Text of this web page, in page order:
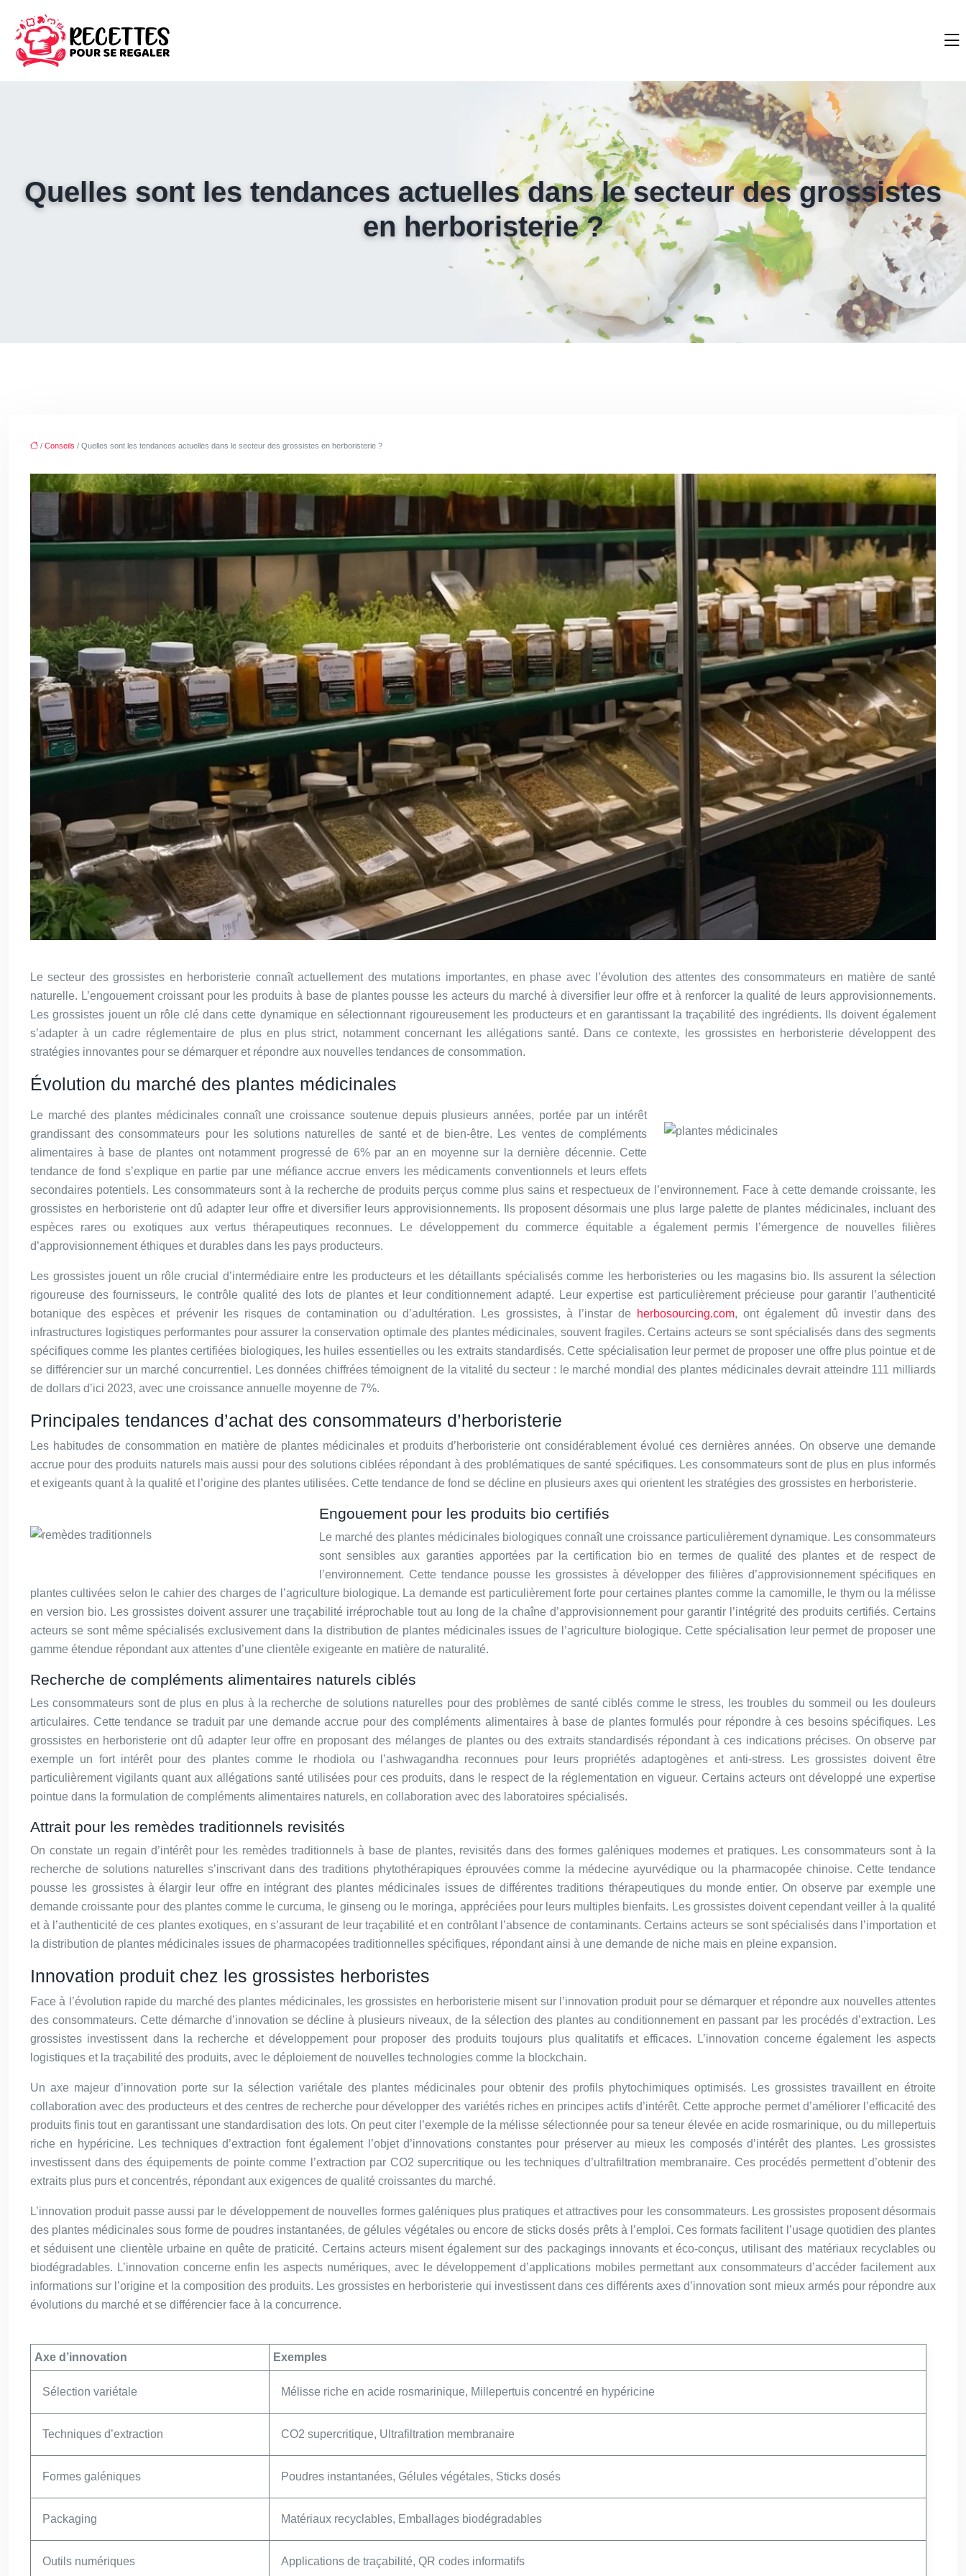
Quelles sont les tendances actuelles dans le secteur des grossistes
en herboristerie ?
/ Conseils / Quelles sont les tendances actuelles dans le secteur des grossistes en herboristerie ?
Le secteur des grossistes en herboristerie connaît actuellement des mutations importantes, en phase avec l’évolution des attentes des consommateurs en matière de santé
naturelle. L’engouement croissant pour les produits à base de plantes pousse les acteurs du marché à diversifier leur offre et à renforcer la qualité de leurs approvisionnements.
Les grossistes jouent un rôle clé dans cette dynamique en sélectionnant rigoureusement les producteurs et en garantissant la traçabilité des ingrédients. Ils doivent également
s’adapter à un cadre réglementaire de plus en plus strict, notamment concernant les allégations santé. Dans ce contexte, les grossistes en herboristerie développent des
stratégies innovantes pour se démarquer et répondre aux nouvelles tendances de consommation.
Évolution du marché des plantes médicinales
Le marché des plantes médicinales connaît une croissance soutenue depuis plusieurs années, portée par un intérêt
grandissant des consommateurs pour les solutions naturelles de santé et de bien-être. Les ventes de compléments
alimentaires à base de plantes ont notamment progressé de 6% par an en moyenne sur la dernière décennie. Cette
tendance de fond s’explique en partie par une méfiance accrue envers les médicaments conventionnels et leurs effets
secondaires potentiels. Les consommateurs sont à la recherche de produits perçus comme plus sains et respectueux de l’environnement. Face à cette demande croissante, les
grossistes en herboristerie ont dû adapter leur offre et diversifier leurs approvisionnements. Ils proposent désormais une plus large palette de plantes médicinales, incluant des
espèces rares ou exotiques aux vertus thérapeutiques reconnues. Le développement du commerce équitable a également permis l’émergence de nouvelles filières
d’approvisionnement éthiques et durables dans les pays producteurs.
Les grossistes jouent un rôle crucial d’intermédiaire entre les producteurs et les détaillants spécialisés comme les herboristeries ou les magasins bio. Ils assurent la sélection
rigoureuse des fournisseurs, le contrôle qualité des lots de plantes et leur conditionnement adapté. Leur expertise est particulièrement précieuse pour garantir l’authenticité
botanique des espèces et prévenir les risques de contamination ou d’adultération. Les grossistes, à l’instar de
herbosourcing.com, ont également dû investir dans des
infrastructures logistiques performantes pour assurer la conservation optimale des plantes médicinales, souvent fragiles. Certains acteurs se sont spécialisés dans des segments
spécifiques comme les plantes certifiées biologiques, les huiles essentielles ou les extraits standardisés. Cette spécialisation leur permet de proposer une offre plus pointue et de
se différencier sur un marché concurrentiel. Les données chiffrées témoignent de la vitalité du secteur : le marché mondial des plantes médicinales devrait atteindre 111 milliards
de dollars d’ici 2023, avec une croissance annuelle moyenne de 7%.
Principales tendances d’achat des consommateurs d’herboristerie
Les habitudes de consommation en matière de plantes médicinales et produits d’herboristerie ont considérablement évolué ces dernières années. On observe une demande
accrue pour des produits naturels mais aussi pour des solutions ciblées répondant à des problématiques de santé spécifiques. Les consommateurs sont de plus en plus informés
et exigeants quant à la qualité et l’origine des plantes utilisées. Cette tendance de fond se décline en plusieurs axes qui orientent les stratégies des grossistes en herboristerie.
Engouement pour les produits bio certifiés
Le marché des plantes médicinales biologiques connaît une croissance particulièrement dynamique. Les consommateurs
sont sensibles aux garanties apportées par la certification bio en termes de qualité des plantes et de respect de
l’environnement. Cette tendance pousse les grossistes à développer des filières d’approvisionnement spécifiques en
plantes cultivées selon le cahier des charges de l’agriculture biologique. La demande est particulièrement forte pour certaines plantes comme la camomille, le thym ou la mélisse
en version bio. Les grossistes doivent assurer une traçabilité irréprochable tout au long de la chaîne d’approvisionnement pour garantir l’intégrité des produits certifiés. Certains
acteurs se sont même spécialisés exclusivement dans la distribution de plantes médicinales issues de l’agriculture biologique. Cette spécialisation leur permet de proposer une
gamme étendue répondant aux attentes d’une clientèle exigeante en matière de naturalité.
Recherche de compléments alimentaires naturels ciblés
Les consommateurs sont de plus en plus à la recherche de solutions naturelles pour des problèmes de santé ciblés comme le stress, les troubles du sommeil ou les douleurs
articulaires. Cette tendance se traduit par une demande accrue pour des compléments alimentaires à base de plantes formulés pour répondre à ces besoins spécifiques. Les
grossistes en herboristerie ont dû adapter leur offre en proposant des mélanges de plantes ou des extraits standardisés répondant à ces indications précises. On observe par
exemple un fort intérêt pour des plantes comme le rhodiola ou l’ashwagandha reconnues pour leurs propriétés adaptogènes et anti-stress. Les grossistes doivent être
particulièrement vigilants quant aux allégations santé utilisées pour ces produits, dans le respect de la réglementation en vigueur. Certains acteurs ont développé une expertise
pointue dans la formulation de compléments alimentaires naturels, en collaboration avec des laboratoires spécialisés.
Attrait pour les remèdes traditionnels revisités
On constate un regain d’intérêt pour les remèdes traditionnels à base de plantes, revisités dans des formes galéniques modernes et pratiques. Les consommateurs sont à la
recherche de solutions naturelles s’inscrivant dans des traditions phytothérapiques éprouvées comme la médecine ayurvédique ou la pharmacopée chinoise. Cette tendance
pousse les grossistes à élargir leur offre en intégrant des plantes médicinales issues de différentes traditions thérapeutiques du monde entier. On observe par exemple une
demande croissante pour des plantes comme le curcuma, le ginseng ou le moringa, appréciées pour leurs multiples bienfaits. Les grossistes doivent cependant veiller à la qualité
et à l’authenticité de ces plantes exotiques, en s’assurant de leur traçabilité et en contrôlant l’absence de contaminants. Certains acteurs se sont spécialisés dans l’importation et
la distribution de plantes médicinales issues de pharmacopées traditionnelles spécifiques, répondant ainsi à une demande de niche mais en pleine expansion.
Innovation produit chez les grossistes herboristes
Face à l’évolution rapide du marché des plantes médicinales, les grossistes en herboristerie misent sur l’innovation produit pour se démarquer et répondre aux nouvelles attentes
des consommateurs. Cette démarche d’innovation se décline à plusieurs niveaux, de la sélection des plantes au conditionnement en passant par les procédés d’extraction. Les
grossistes investissent dans la recherche et développement pour proposer des produits toujours plus qualitatifs et efficaces. L’innovation concerne également les aspects
logistiques et la traçabilité des produits, avec le déploiement de nouvelles technologies comme la blockchain.
Un axe majeur d’innovation porte sur la sélection variétale des plantes médicinales pour obtenir des profils phytochimiques optimisés. Les grossistes travaillent en étroite
collaboration avec des producteurs et des centres de recherche pour développer des variétés riches en principes actifs d’intérêt. Cette approche permet d’améliorer l’efficacité des
produits finis tout en garantissant une standardisation des lots. On peut citer l’exemple de la mélisse sélectionnée pour sa teneur élevée en acide rosmarinique, ou du millepertuis
riche en hypéricine. Les techniques d’extraction font également l’objet d’innovations constantes pour préserver au mieux les composés d’intérêt des plantes. Les grossistes
investissent dans des équipements de pointe comme l’extraction par CO2 supercritique ou les techniques d’ultrafiltration membranaire. Ces procédés permettent d’obtenir des
extraits plus purs et concentrés, répondant aux exigences de qualité croissantes du marché.
L’innovation produit passe aussi par le développement de nouvelles formes galéniques plus pratiques et attractives pour les consommateurs. Les grossistes proposent désormais
des plantes médicinales sous forme de poudres instantanées, de gélules végétales ou encore de sticks dosés prêts à l’emploi. Ces formats facilitent l’usage quotidien des plantes
et séduisent une clientèle urbaine en quête de praticité. Certains acteurs misent également sur des packagings innovants et éco-conçus, utilisant des matériaux recyclables ou
biodégradables. L’innovation concerne enfin les aspects numériques, avec le développement d’applications mobiles permettant aux consommateurs d’accéder facilement aux
informations sur l’origine et la composition des produits. Les grossistes en herboristerie qui investissent dans ces différents axes d’innovation sont mieux armés pour répondre aux
évolutions du marché et se différencier face à la concurrence.
Axe d’innovation Exemples
Sélection variétale Mélisse riche en acide rosmarinique, Millepertuis concentré en hypéricine
Techniques d’extraction CO2 supercritique, Ultrafiltration membranaire
Formes galéniques Poudres instantanées, Gélules végétales, Sticks dosés
Packaging Matériaux recyclables, Emballages biodégradables
Outils numériques Applications de traçabilité, QR codes informatifs